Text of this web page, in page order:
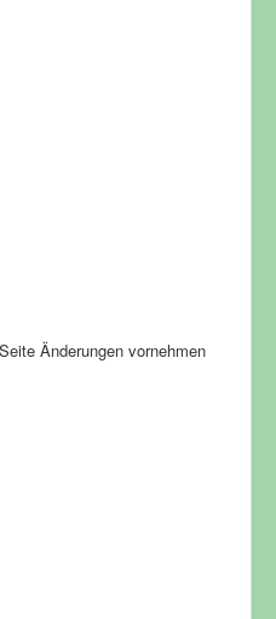
Änderungen vornehmen